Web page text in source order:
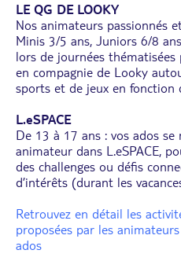
LE QG DE LOOKY
Nos animateurs passionnés
Minis 3/5 ans, Juniors 6/8
lors de journées thématisées
en compagnie de Looky
sports et de jeux en fonction
L.eSPACE
De 13 à 17 ans : vos ados
animateur dans L.eSPACE,
des challenges ou défis
d’intérêts (durant les
Retrouvez en détail les
proposées par les
ados